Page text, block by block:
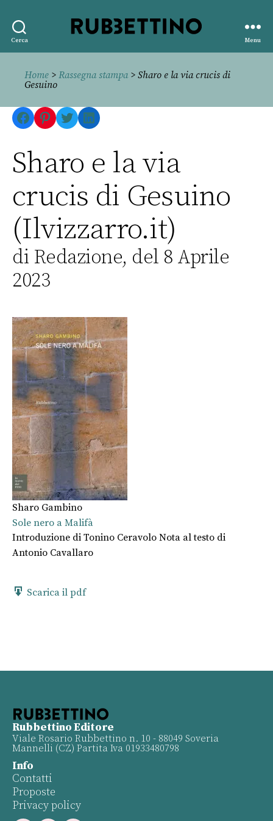
Cerca
editore
Menu
Home > Rassegna stampa> Sharo e la via crucis di
Gesuino
Facebook
Pinterest
TwitterLinkedIn
Sharo e la via
crucis di Gesuino
(Ilvizzarro.it)
di Redazione, del 8 Aprile
2023
Sharo Gambino
Sole nero a Malifà
Introduzione di Tonino Ceravolo Nota al testo di
Antonio Cavallaro
Scarica il pdf
Rubbettino Editore
Viale Rosario Rubbettino n. 10 - 88049 Soveria
Mannelli (CZ) Partita Iva 01933480798
Info
Contatti
Proposte
Privacy policy